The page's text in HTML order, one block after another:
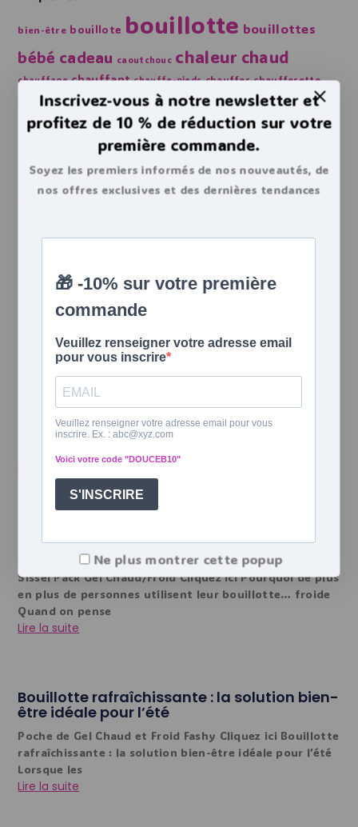
bien-être bouillote bouillotte bouillottes
bébé cadeau caoutchouc chaleur chaud
chauffage chauffant chauffe-pieds chauffer chaufferette
chaussettes choisir compresse danger doudou
doudous douleur douleurs eauenfant enfants fashy
gel graines hiver housse laver
peluche peluches règles santé soldes soulager
sécurité utilisation vidéo électrique
Articles similaires
Pourquoi la chaleur soulage-t-elle
certaines douleurs ?
Bouillotte en tourbe et velours rouge Cliquez ici
Pourquoi la chaleur soulage-t-elle certaines douleurs ?
Bouillotte chaude ou froide : laquelle
Sissel Pack Gel Chaud/Froid Cliquez ici Pourquoi de plus
en plus de personnes utilisent leur bouillotte… froide
Quand on pense
Lire la suite
Bouillotte rafraîchissante : la solution bien-
être idéale pour l’été
Poche de Gel Chaud et Froid Fashy Cliquez ici Bouillotte
rafraîchissante : la solution bien-être idéale pour l’été
Lorsque les
Lire la suite
Inscrivez-vous à notre newsletter et
profitez de 10 % de réduction sur votre
première commande.
Soyez les premiers informés de nos nouveautés, de
nos offres exclusives et des dernières tendances
Ne plus montrer cette popup